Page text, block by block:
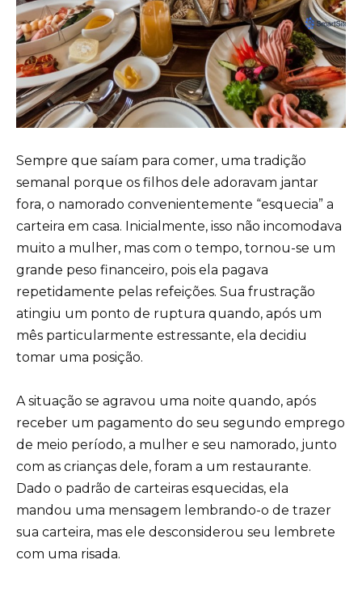
Sempre que saíam para comer, uma tradição
semanal porque os filhos dele adoravam jantar
fora, o namorado convenientemente “esquecia” a
carteira em casa. Inicialmente, isso não incomodava
muito a mulher, mas com o tempo, tornou-se um
grande peso financeiro, pois ela pagava
repetidamente pelas refeições. Sua frustração
atingiu um ponto de ruptura quando, após um
mês particularmente estressante, ela decidiu
tomar uma posição.
A situação se agravou uma noite quando, após
receber um pagamento do seu segundo emprego
de meio período, a mulher e seu namorado, junto
com as crianças dele, foram a um restaurante.
Dado o padrão de carteiras esquecidas, ela
mandou uma mensagem lembrando-o de trazer
sua carteira, mas ele desconsiderou seu lembrete
com uma risada.